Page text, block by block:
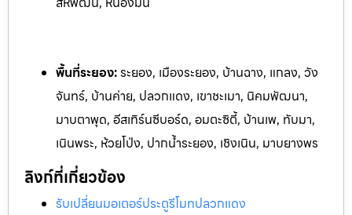
พื้นที่ระยอง:ระยอง, เมืองระยอง, บ้านฉาง, แกลง, วัง
จันทร์, บ้านค่าย, ปลวกแดง, เขาชะเมา, นิคมพัฒนา,
มาบตาพุด, อีสเทิร์นซีบอร์ด, อมตะซิตี้, บ้านเพ, ทับมา,
เนินพระ, ห้วยโป่ง, ปากน้ำระยอง, เชิงเนิน, มาบยางพร
ลิงก์ที่เกี่ยวข้อง
รับเปลี่ยนมอเตอร์ประตูรีโมทปลวกแดง